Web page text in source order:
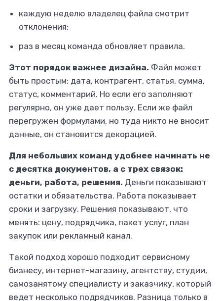
каждую неделю владелец файла смотрит
отклонения;
раз в месяц команда обновляет правила.
Этот порядок важнее дизайна. Файл может
быть простым: дата, контрагент, статья, сумма,
статус, комментарий. Но если его заполняют
регулярно, он уже дает пользу. Если же файл
перегружен формулами, но туда никто не вносит
данные, он становится декорацией.
Для небольших команд удобнее начинать не
с десятка документов, а с трех связок:
деньги, работа, решения. Деньги показывают
остатки и обязательства. Работа показывает
сроки и загрузку. Решения показывают, что
менять: цену, подрядчика, пакет услуг, план
закупок или рекламный канал.
Такой подход хорошо подходит сервисному
бизнесу, интернет-магазину, агентству, студии,
самозанятому специалисту и заказчику, который
ведет несколько подрядчиков. Разница только в